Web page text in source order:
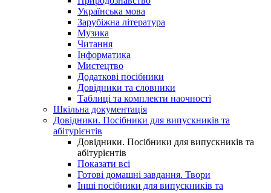
Українська мова
Зарубіжна література
Музика
Читання
Інформатика
Мистецтво
Додаткові посібники
Довідники та словники
Таблиці та комплекти наочності
Шкільна документація
Довідники. Посібники для випускників та
абітурієнтів
Довідники. Посібники для випускників та
абітурієнтів
Показати всі
Готові домашні завдання. Твори
Інші посібники для випускників та